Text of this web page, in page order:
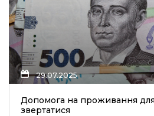
29.07.2025
Допомога на проживання
звертатися